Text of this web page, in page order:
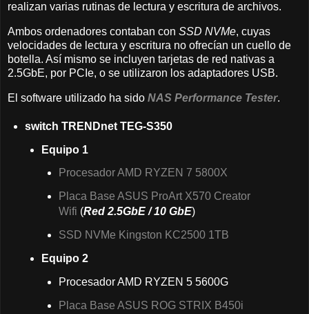
realizan varias rutinas de lectura y escritura de archivos.
Ambos ordenadores contaban con SSD NVMe, cuyas
velocidades de lectura y escritura no ofrecían un cuello de
botella. Así mismo se incluyen tarjetas de red nativas a
2.5GbE, por PCIe, o se utilizaron los adaptadores USB.
El software utilizado ha sido NAS Performance Tester.
switch TRENDnet TEG-S350
Equipo 1
Procesador AMD RYZEN 7 5800X
Placa Base ASUS ProArt X570 Creator
Wifi (Red 2.5GbE / 10 GbE)
SSD NVMe Kingston KC2500 1TB
Equipo 2
Procesador AMD RYZEN 5 5600G
Placa Base ASUS ROG STRIX B450i